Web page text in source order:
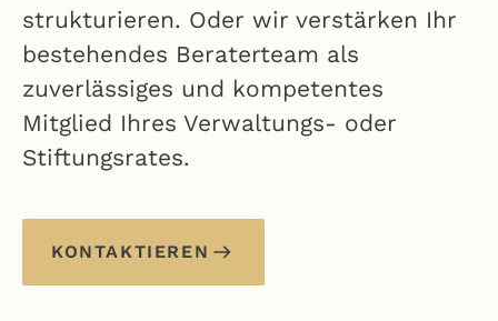
strukturieren. Oder wir verstärken Ihr
bestehendes Beraterteam als
zuverlässiges und kompetentes
Mitglied Ihres Verwaltungs- oder
Stiftungsrates.
KONTAKTIEREN